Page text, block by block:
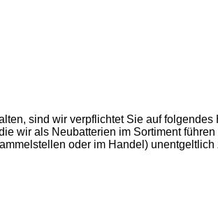
sind wir verpflichtet Sie auf folgendes
wir als Neubatterien im Sortiment
oder im Handel) unentgeltlich